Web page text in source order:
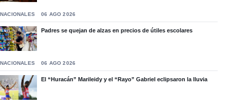
NACIONALES 06 AGO 2026
Padres se quejan de alzas en precios de útiles escolares
NACIONALES 06 AGO 2026
El “Huracán” Marileidy y el “Rayo” Gabriel eclipsaron la lluvia